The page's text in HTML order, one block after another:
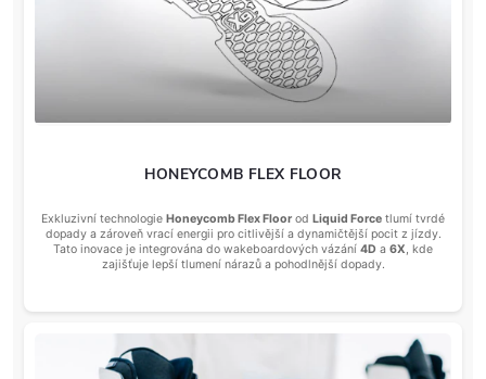
HONEYCOMB FLEX FLOOR
Exkluzivní technologie Honeycomb Flex Floor od Liquid Force tlumí tvrdé
dopady a zároveň vrací energii pro citlivější a dynamičtější pocit z jízdy.
Tato inovace je integrována do wakeboardových vázání 4D a 6X, kde
zajišťuje lepší tlumení nárazů a pohodlnější dopady.